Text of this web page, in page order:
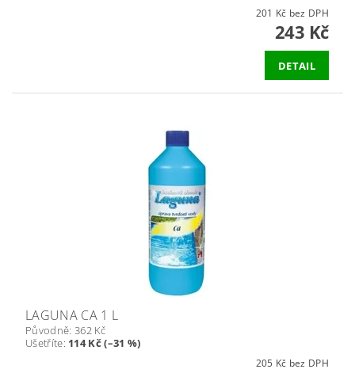
201 Kč bez DPH
243 Kč
DETAIL
LAGUNA CA 1 L
Původně: 362 Kč
Ušetříte: 114 Kč (–31 %)
205 Kč bez DPH